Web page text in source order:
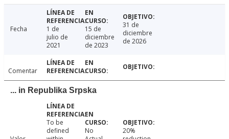
Fecha
1 de
julio de
2021
15 de
diciembre
de 2023
31 de
diciembre
de 2026
Comentar
... in Republika Srpska
To be
defined
No
20%